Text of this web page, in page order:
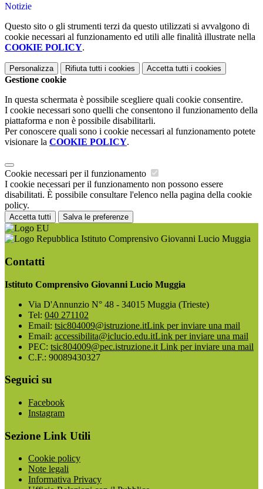
Notizie
Questo sito o gli strumenti terzi da questo utilizzati si avvalgono di
cookie necessari al funzionamento ed utili alle finalità illustrate nella
COOKIE POLICY.
Personalizza Rifiuta tutti i cookies Accetta tutti i cookies
Gestione cookie
In questa schermata è possibile scegliere quali cookie consentire.
I cookie necessari sono quelli che consentono il funzionamento della
piattaforma e non è possibile disabilitarli.
Per conoscere quali sono i cookie necessari al funzionamento potete
visionare la COOKIE POLICY.
Cookie necessari per il funzionamento
I cookie necessari per il funzionamento non possono essere
disabilitati. È possibile consultare l'elenco nella pagina della cookie
policy.
Accetta tutti Salva le preferenze
Istituto Comprensivo Giovanni Lucio Muggia
Contatti
Istituto Comprensivo Giovanni Lucio Muggia
Via D'Annunzio N° 48 - 34015 Muggia (Trieste)
Tel: 040 271102
Email: tsic804009@istruzione.itLink per inviare una mail
Email: accessibilita@iclucio.edu.itLink per inviare una mail
PEC: tsic804009@pec.istruzione.it Link per inviare una mail
C.F.: 90089430327
Seguici su
Facebook
Instagram
Sezione Link Utili
Cookie policy
Note legali
Informativa Privacy